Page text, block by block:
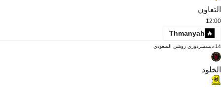
التعاون
12:00
Thmanyah
14 ديسمبر دوري روشن السعودي
الخلود